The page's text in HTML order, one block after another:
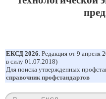
ЕКСД 2026. Редакция от 9 апреля
в силу 01.07.2018)
Для поиска утвержденных
справочник профстандартов